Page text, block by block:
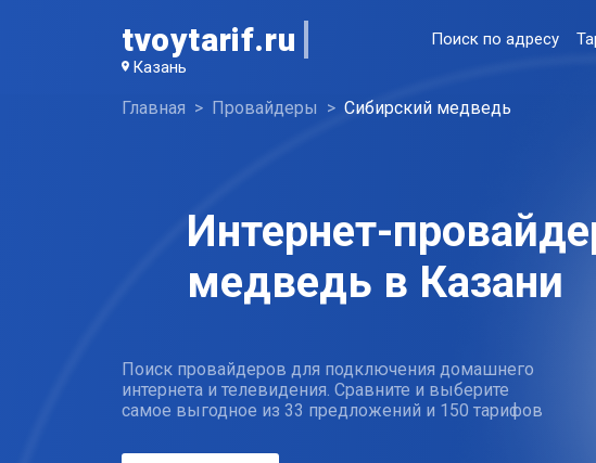
tvoytarif.ru
Казань
Поиск по адресу
Главная Провайдеры Сибирский медведь
Интернет-
медведь в Казани
Поиск провайдеров для подключения домашнего
интернета и телевидения. Сравните и выберите
самое выгодное из 33 предложений и 150 тарифов